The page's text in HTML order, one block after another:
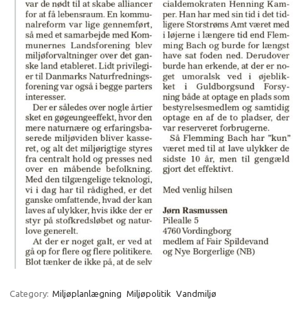
Category: Miljøplanlægning Miljøpolitik Vandmiljø